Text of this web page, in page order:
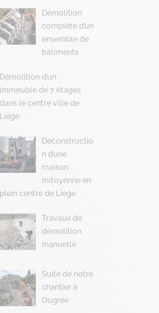
vos Options
Démolition
complète d’un
ensemble de
bâtiments
Démolition d’un
immeuble de 7 étages
dans le centre ville de
Liège
Déconstructio
n d’une
maison
mitoyenne en
plein centre de Liège
Travaux de
démolition
manuelle
Suite de notre
chantier à
Ougrée